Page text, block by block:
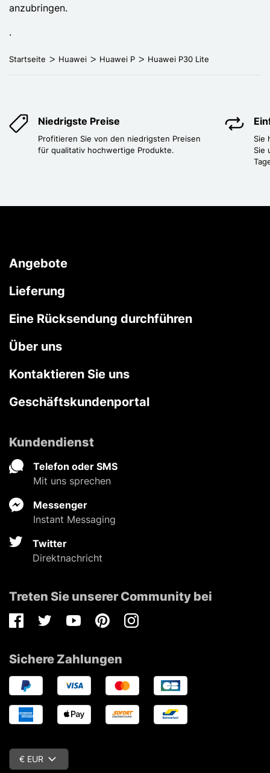
anzubringen.
.
Startseite Huawei Huawei P Huawei P30 Lite
Niedrigste Preise
Profitieren Sie von den niedrigsten Preisen
für qualitativ hochwertige Produkte.
Sie
Sie
Angebote
Lieferung
Eine Rücksendung durchführen
Über uns
Kontaktieren Sie uns
Geschäftskundenportal
Kundendienst
Telefon oder SMS
Mit uns sprechen
Messenger
Instant Messaging
Twitter
Direktnachricht
Treten Sie unserer Community bei
FacebookTwitterYoutubePinterestInstagram
Sichere Zahlungen
€ EUR